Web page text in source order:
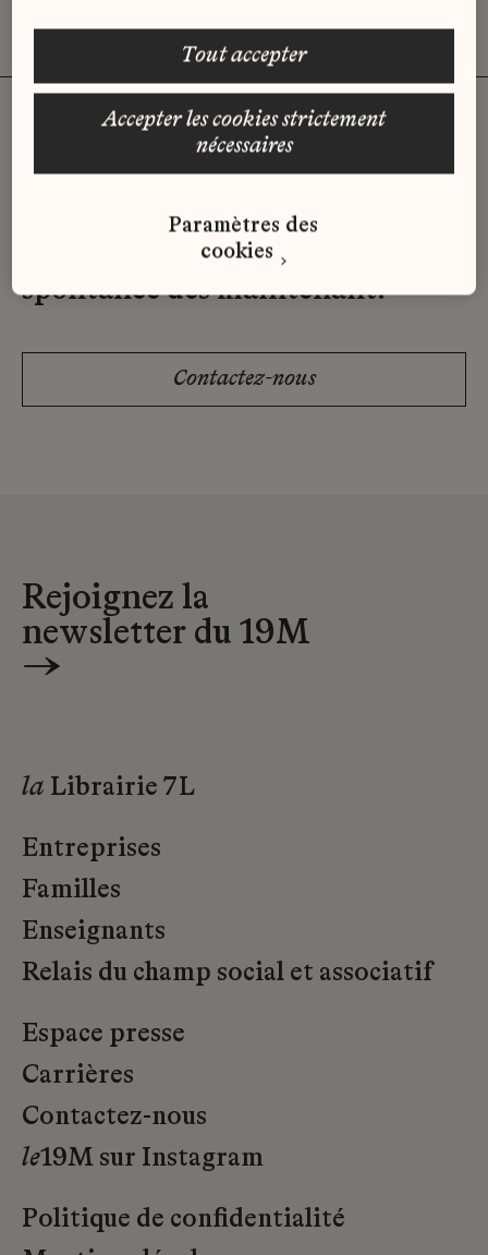
Vous n'avez pas trouvé d'offre
qui correspond à votre profil ?
Envoyez-nous votre candidature
spontanée dès maintenant.
Contactez-nous
Rejoignez la
newsletter du 19M
→
la Librairie 7L
Entreprises
Familles
Enseignants
Relais du champ social et associatif
Espace presse
Carrières
Contactez-nous
le19M sur Instagram
Politique de confidentialité
accepter les cookies strictement
nécessaires
tout accepter
Paramètres des
cookies